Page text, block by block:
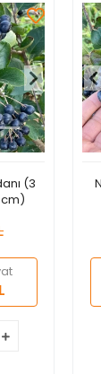
(3
cm)